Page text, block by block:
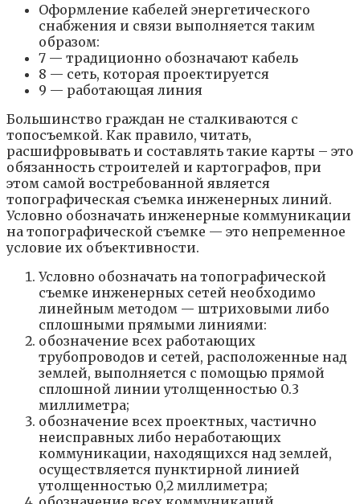
Оформление кабелей энергетического
снабжения и связи выполняется таким
образом:
7 — традиционно обозначают кабель
8 — сеть, которая проектируется
9 — работающая линия
Большинство граждан не сталкиваются с
топосъемкой. Как правило, читать,
расшифровывать и составлять такие карты – это
обязанность строителей и картографов, при
этом самой востребованной является
топографическая съемка инженерных линий.
Условно обозначать инженерные коммуникации
на топографической съемке — это непременное
условие их объективности.
Условно обозначать на топографической
съемке инженерных сетей необходимо
линейным методом — штриховыми либо
сплошными прямыми линиями:
обозначение всех работающих
трубопроводов и сетей, расположенные над
землей, выполняется с помощью прямой
сплошной линии утолщенностью 0.3
миллиметра;
обозначение всех проектных, частично
неисправных либо неработающих
коммуникации, находящихся над землей,
осуществляется пунктирной линией
утолщенностью 0,2 миллиметра;